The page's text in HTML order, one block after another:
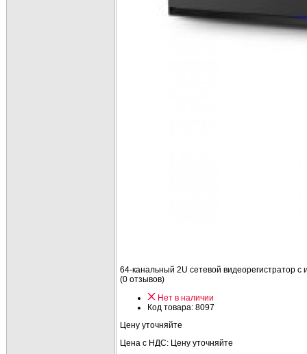
64-канальный 2U сетевой видеорегистратор
(0 отзывов)
Нет в наличии
Код товара: 8097
Цену уточняйте
Цена с НДС: Цену уточняйте